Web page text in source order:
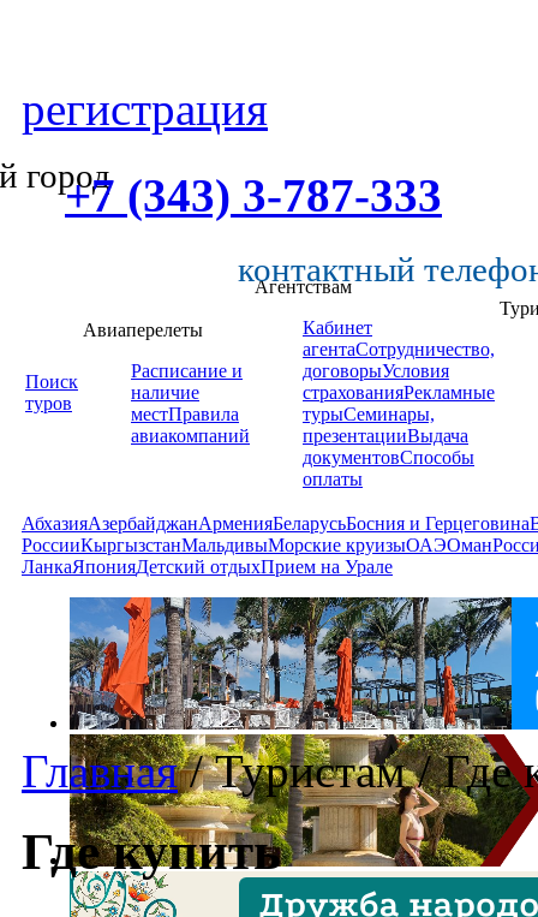
регистрация
город
+7 (343) 3-787-333
контактный
Поиск
туров
Авиаперелеты
Расписание и
наличие
местПравила
авиакомпаний
Агентствам
Кабинет
агентаСотрудничество,
договорыУсловия
страхованияРекламные
турыСеминары,
презентацииВыдача
документовСпособы
оплаты
АбхазияАзербайджанАрменияБеларусьБосния и Герцеговина
РоссииКыргызстанМальдивыМорские круизыОАЭОман
ЛанкаЯпонияДетский отдыхПрием на Урале
Главная /Туристам/Где
Где купить